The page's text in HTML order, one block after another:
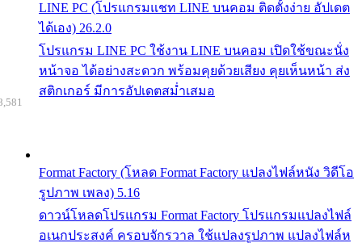
LINE PC (โปรแกรมแชท LINE บนคอม ติดตั้งง่าย อัปเดต
ได้เอง) 26.2.0
โปรแกรม LINE PC ใช้งาน LINE บนคอม เปิดใช้ขณะนั่ง
หน้าจอ ได้อย่างสะดวก พร้อมคุยด้วยเสียง คุยเห็นหน้า ส่ง
สติกเกอร์ มีการอัปเดตสม่ำเสมอ
Format Factory (โหลด Format Factory แปลงไฟล์หนัง วิดีโอ
รูปภาพ เพลง) 5.16
ดาวน์โหลดโปรแกรม Format Factory โปรแกรมแปลงไฟล์
อเนกประสงค์ ครอบจักรวาล ใช้แปลงรูปภาพ แปลงไฟล์ห